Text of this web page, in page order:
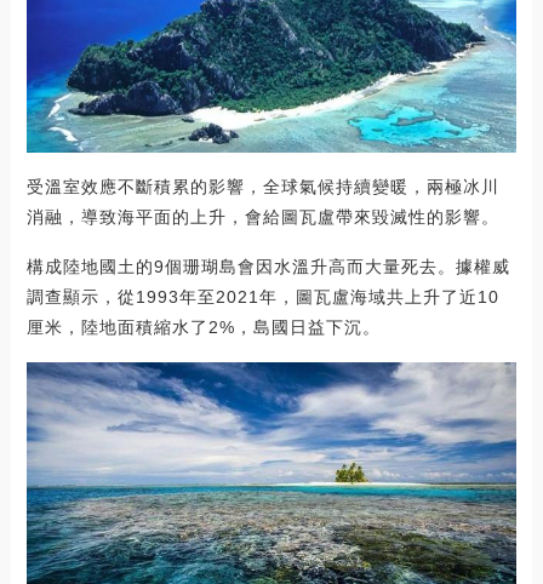
受溫室效應不斷積累的影響，全球氣候持續變暖，兩極冰川
消融，導致海平面的上升，會給圖瓦盧帶來毀滅性的影響。
構成陸地國土的9個珊瑚島會因水溫升高而大量死去。據權威
調查顯示，從1993年至2021年，圖瓦盧海域共上升了近10
厘米，陸地面積縮水了2%，島國日益下沉。